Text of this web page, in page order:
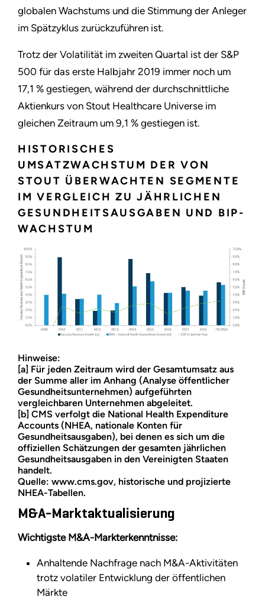
globalen Wachstums und die Stimmung der Anleger
im Spätzyklus zurückzuführen ist.
Trotz der Volatilität im zweiten Quartal ist der S&P
500 für das erste Halbjahr 2019 immer noch um
17,1 % gestiegen, während der durchschnittliche
Aktienkurs von Stout Healthcare Universe im
gleichen Zeitraum um 9,1 % gestiegen ist.
HISTORISCHES
UMSATZWACHSTUM DER VON
STOUT ÜBERWACHTEN SEGMENTE
IM VERGLEICH ZU JÄHRLICHEN
GESUNDHEITSAUSGABEN UND BIP-
WACHSTUM
Hinweise:
[a] Für jeden Zeitraum wird der Gesamtumsatz aus
der Summe aller im Anhang (Analyse öffentlicher
Gesundheitsunternehmen) aufgeführten
vergleichbaren Unternehmen abgeleitet.
[b] CMS verfolgt die National Health Expenditure
Accounts (NHEA, nationale Konten für
Gesundheitsausgaben), bei denen es sich um die
offiziellen Schätzungen der gesamten jährlichen
Gesundheitsausgaben in den Vereinigten Staaten
handelt.
Quelle: www.cms.gov, historische und projizierte
NHEA-Tabellen.
M&A-Marktaktualisierung
Wichtigste M&A-Markterkenntnisse:
Anhaltende Nachfrage nach M&A-Aktivitäten
trotz volatiler Entwicklung der öffentlichen
Märkte